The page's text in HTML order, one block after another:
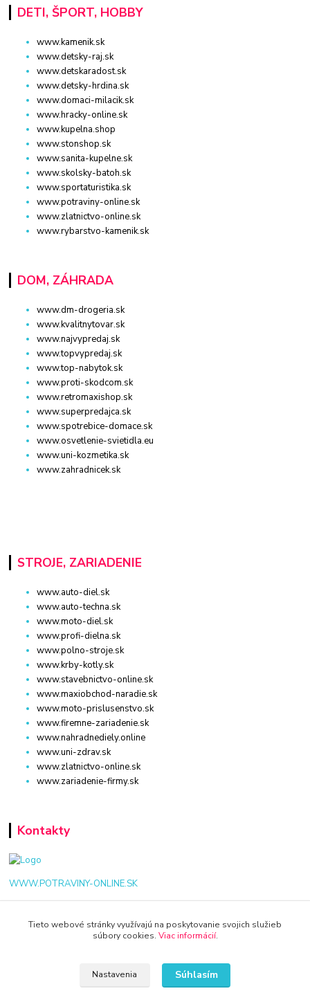
DETI, ŠPORT, HOBBY
www.kamenik.sk
www.detsky-raj.sk
www.detskaradost.sk
www.detsky-hrdina.sk
www.domaci-milacik.sk
www.hracky-online.sk
www.kupelna.shop
www.stonshop.sk
www.sanita-kupelne.sk
www.skolsky-batoh.sk
www.sportaturistika.sk
www.potraviny-online.sk
www.zlatnictvo-online.sk
www.rybarstvo-kamenik.sk
DOM, ZÁHRADA
www.dm-drogeria.sk
www.kvalitnytovar.sk
www.najvypredaj.sk
www.topvypredaj.sk
www.top-nabytok.sk
www.proti-skodcom.sk
www.retromaxishop.sk
www.superpredajca.sk
www.spotrebice-domace.sk
www.osvetlenie-svietidla.eu
www.uni-kozmetika.sk
www.zahradnicek.sk
STROJE, ZARIADENIE
www.auto-diel.sk
www.auto-techna.sk
www.moto-diel.sk
www.profi-dielna.sk
www.polno-stroje.sk
www.krby-kotly.sk
www.stavebnictvo-online.sk
www.maxiobchod-naradie.sk
www.moto-prislusenstvo.sk
www.firemne-zariadenie.sk
www.nahradnediely.online
www.uni-zdrav.sk
www.zlatnictvo-online.sk
www.zariadenie-firmy.sk
Kontakty
WWW.POTRAVINY-ONLINE.SK
+421 940 949 000
Tieto webové stránky využívajú na poskytovanie svojich služieb
súbory cookies. Viac informácií.
Nastavenia Súhlasím